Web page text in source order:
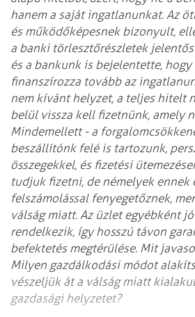
hanem a saját ingatlanunkat. Az
és működőképesnek bizonyult,
a banki törlesztőrészletek
és a bankunk is bejelentette, hogy
finanszírozza tovább az
nem kívánt helyzet, a teljes hitelt
belül vissza kell fizetnünk, amely
Mindemellett - a
beszállítónk felé is tartozunk,
összegekkel, és fizetési
tudjuk fizetni, de némelyek ennek
felszámolással fenyegetőznek,
válság miatt. Az üzlet egyébként
rendelkezik, így hosszú távon
befektetés megtérülése. Mit
Milyen gazdálkodási módot
vészeljük át a válság miatt
gazdasági helyzetet?